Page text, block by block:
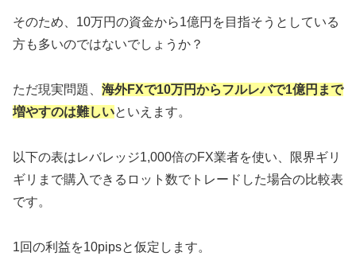
そのため、10万円の資金から1億円を目指そうとしている
方も多いのではないでしょうか？
ただ現実問題、 海外FXで10万円からフルレバで1億円まで
増やすのは難しいといえます。
以下の表はレバレッジ1,000倍のFX業者を使い、限界ギリ
ギリまで購入できるロット数でトレードした場合の比較表
です。
1回の利益を10pipsと仮定します。